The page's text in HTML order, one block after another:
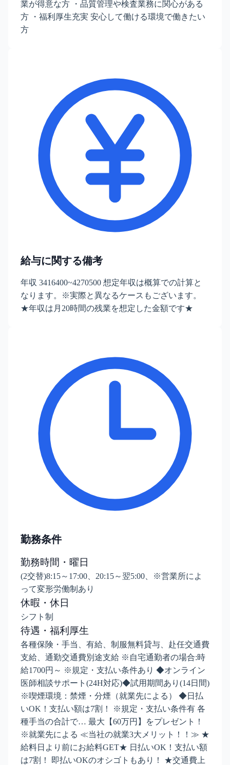
業が得意な方 ・品質管理や検査業務に関心がある
方 ・福利厚生充実 安心して働ける環境で働きたい
方
給与に関する備考
年収 3416400~4270500 想定年収は概算での計算と
なります。※実際と異なるケースもございます。
★年収は月20時間の残業を想定した金額です★
勤務条件
勤務時間・曜日
(2交替)8:15～17:00、20:15～翌5:00、※営業所によ
って変形労働制あり
休暇・休日
シフト制
待遇・福利厚生
各種保険・手当、有給、制服無料貸与、赴任交通費
支給、通勤交通費別途支給 ※自宅通勤者の場合:時
給1700円～ ※規定・支払い条件あり ◆オンライン
医師相談サポート(24H対応)◆試用期間あり(14日間)
※喫煙環境：禁煙・分煙（就業先による） ◆日払
いOK！支払い額は7割！ ※規定・支払い条件有 各
種手当の合計で… 最大【60万円】をプレゼント！
※就業先による ≪当社の就業3大メリット！！≫ ★
給料日より前にお給料GET★ 日払いOK！支払い額
は7割！ 即払いOKのオシゴトもあり！ ★交通費上